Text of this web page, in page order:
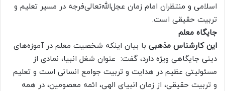
اسلامی و منتظران امام زمان عجل‌الله‌تعالی‌فرجه در مسیر تعلیم و
تربیت حقیقی است.
جایگاه معلم
این کارشناس مذهبی با بیان اینکه شخصیت معلم در آموزه‌های
دینی جایگاهی ویژه دارد، گفت: عنوان شغل انبیا، نمادی از
مسئولیتی عظیم در هدایت و تربیت جوامع انسانی است و تعلیم
و تربیت حقیقی، از زمان انبیای الهی، ائمه معصومین، در همه